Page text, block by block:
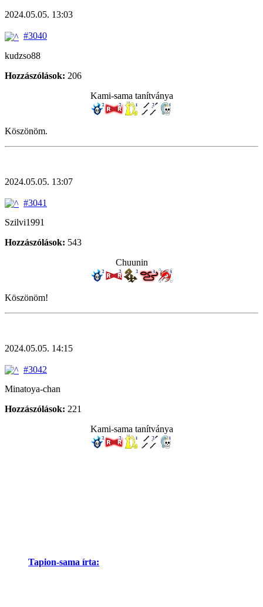
2024.05.05. 13:03
#3040
kudzso88
Hozzászólások: 206
Kami-sama tanítványa
Köszönöm.
2024.05.05. 13:07
#3041
Szilvi1991
Hozzászólások: 543
Chuunin
Köszönöm!
2024.05.05. 14:15
#3042
Minatoya-chan
Hozzászólások: 221
Kami-sama tanítványa
Tapion-sama írta: